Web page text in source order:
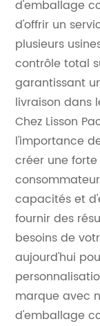
d'emballage
d'offrir un
plusieurs
contrôle total
garantissant
livraison dans
Chez Lisson
l'importance
créer une
capacités et
fournir des
besoins de
aujourd'hui
marque avec
d'emballage